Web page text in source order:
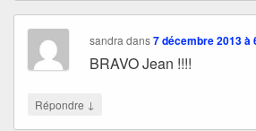
sandra dans7 décembre 2013 à
BRAVO Jean !!!!
Répondre ↓